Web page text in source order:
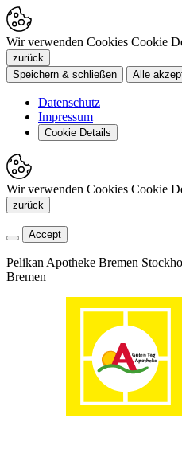
Wir verwenden Cookies Cookie
zurück
Speichern & schließen
Alle
Datenschutz
Impressum
Cookie Details
Wir verwenden Cookies Cookie
zurück
Accept
Pelikan Apotheke Bremen
Bremen